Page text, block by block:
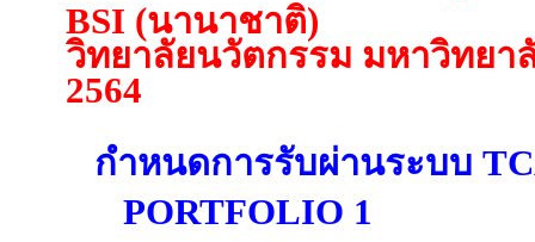
BSI (นานาชาติ)
วิทยาลัยนวัตกรรม มหาวิทยา
2564
กำหนดการรับผ่านระบบ
PORTFOLIO 1